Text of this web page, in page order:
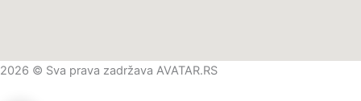
2026 © Sva prava zadržava AVATAR.RS